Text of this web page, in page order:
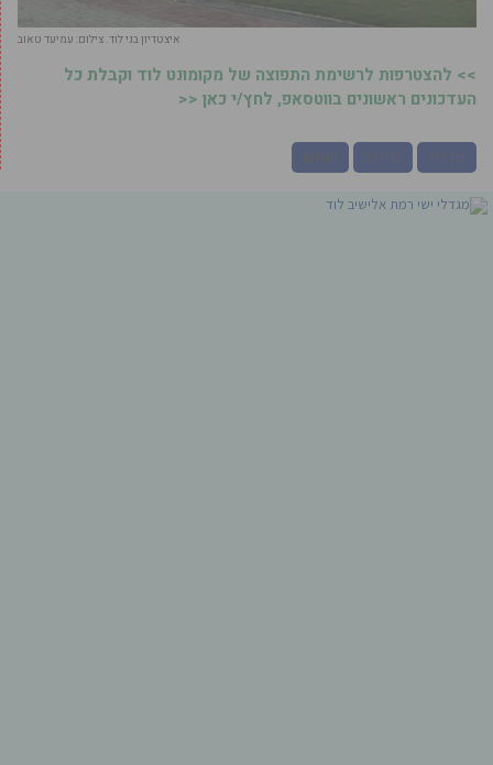
איצטדיון בני לוד. צילום: עמיעד טאוב
>> להצטרפות לרשימת התפוצה של מקומונט לוד וקבלת כל
העדכונים ראשונים בווטסאפ, לחץ/י כאן <<